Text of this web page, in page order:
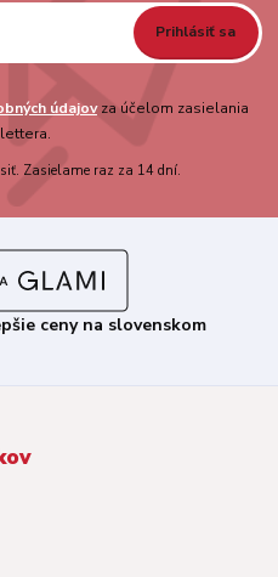
Prihlásiť sa
údajovza účelom zasielania
Zasielame raz za 14 dní.